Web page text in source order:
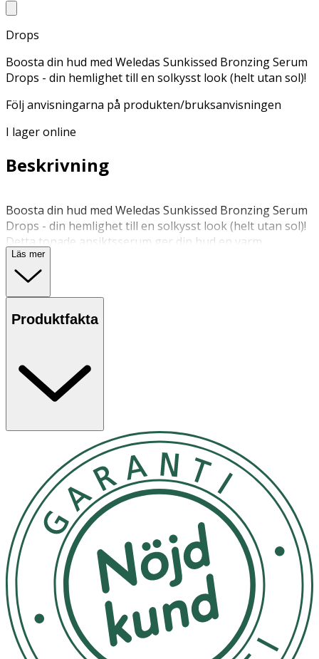
Drops
Boosta din hud med Weledas Sunkissed Bronzing Serum
Drops - din hemlighet till en solkysst look (helt utan sol)!
Följ anvisningarna på produkten/bruksanvisningen
I lager online
Beskrivning
Boosta din hud med Weledas Sunkissed Bronzing Serum
Drops - din hemlighet till en solkysst look (helt utan sol)!
Detta tonade ansiktsserum ger din hud en varm,
semesterfräsch lyster samtidigt som den återfuktar och
vårdar huden med växtextrakt från näringsrika Yuzu. Ju
Sunkissed Bronzing Serum Drops är parfymfri. Ingår i
Weledas nya ansiktsserie med högeffektiva Boost Serum
ansiktsrutin efter just dina behov. Oavsett om du söker
återfuktning, lyster, eller en solkysst look, har vi det
perfekta serumet för dig. Hela serien är dessutom
Applicera 2-3 droppar direkt på huden eller blanda i din
ansiktskräm (Skin Food Nourising Day Cream)
Förvaras i rumstemperatur
OK för gravida och ammande:
Ja
Ingredienser:
Ingredients (INCI) Water (Aqua), Aloe Barbadensis Leaf
Juice+, Coco-Caprylate, Propanediol, Mica, Cetearyl
Olivate, Sorbitan Olivate, Iron Oxides (CI 77491), Prunus
Armeniaca (Apricot) Kernel Oil+, Sodium Hyaluronate,
Citrus Junos Peel Extract, Magnolia Officinalis Bark
Läs mer
Produktfakta